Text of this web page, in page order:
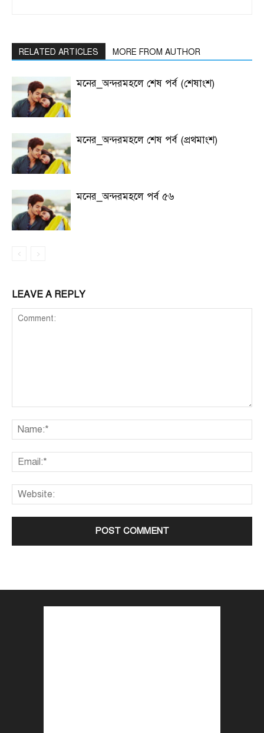
RELATED ARTICLES MORE FROM AUTHOR
মনের_অন্দরমহলে শেষ পর্ব (শেষাংশ)
মনের_অন্দরমহলে শেষ পর্ব (প্রথমাংশ)
মনের_অন্দরমহলে পর্ব ৫৬
LEAVE A REPLY